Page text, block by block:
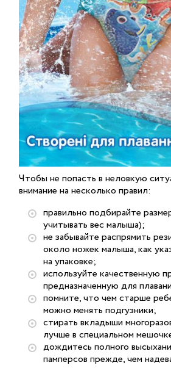
Чтобы не попасть в неловкую
внимание на несколько правил:
правильно подбирайте
учитывать вес малыша);
не забывайте распрямить
около ножек малыша, как
на упаковке;
используйте качественную
предназначенную для
помните, что чем старше
можно менять подгузники;
стирать вкладыши
лучше в специальном
дождитесь полного
памперсов прежде, чем